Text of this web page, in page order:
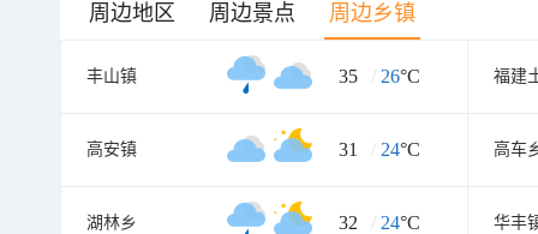
周边地区 周边景点 周边乡镇
丰山镇 35 / 26°C
高安镇 31 / 24°C 高车
湖林乡 32 / 24°C 华丰